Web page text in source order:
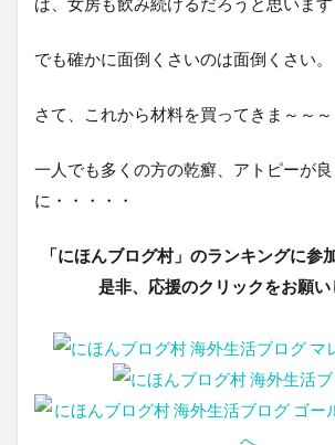
でも確かに面倒くさいのは面倒くさい。
さて、これから材料を買ってきま～～～
一人でも多くの方の乾癬、アトピーが
に・・・・・
「にほんブログ村」のランキングに参
是非、応援のクリックをお願い